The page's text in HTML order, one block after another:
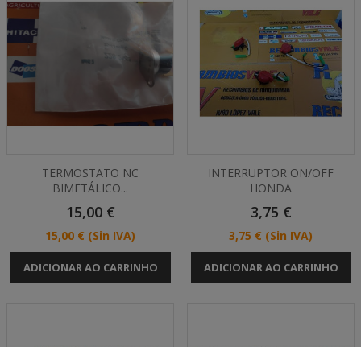
TERMOSTATO NC
BIMETÁLICO...
Preço
15,00 €
Preço
15,00 € (Sin IVA)
ADICIONAR AO CARRINHO
INTERRUPTOR ON/OFF
HONDA
Preço
3,75 €
Preço
3,75 € (Sin IVA)
ADICIONAR AO CARRINHO